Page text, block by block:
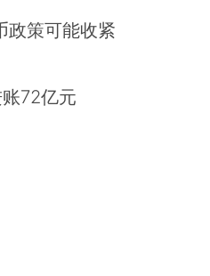
政策可能收紧
72亿元